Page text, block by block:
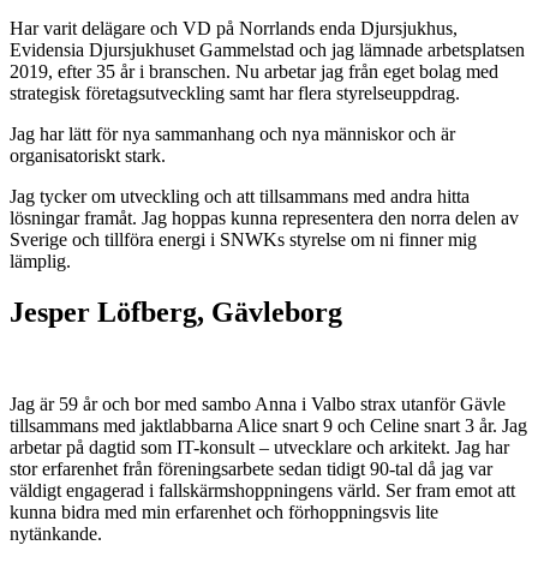
Har varit delägare och VD på Norrlands enda Djursjukhus,
Evidensia Djursjukhuset Gammelstad och jag lämnade arbetsplatsen
2019, efter 35 år i branschen. Nu arbetar jag från eget bolag med
strategisk företagsutveckling samt har flera styrelseuppdrag.
Jag har lätt för nya sammanhang och nya människor och är
organisatoriskt stark.
Jag tycker om utveckling och att tillsammans med andra hitta
lösningar framåt. Jag hoppas kunna representera den norra delen av
Sverige och tillföra energi i SNWKs styrelse om ni finner mig
lämplig.
Jesper Löfberg, Gävleborg
Jag är 59 år och bor med sambo Anna i Valbo strax utanför Gävle
tillsammans med jaktlabbarna Alice snart 9 och Celine snart 3 år. Jag
arbetar på dagtid som IT-konsult – utvecklare och arkitekt. Jag har
stor erfarenhet från föreningsarbete sedan tidigt 90-tal då jag var
väldigt engagerad i fallskärmshoppningens värld. Ser fram emot att
kunna bidra med min erfarenhet och förhoppningsvis lite
nytänkande.